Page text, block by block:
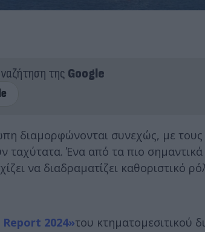
της Google
διαμορφώνονται συνεχώς, με τους
ταχύτατα. Ένα από τα πιο σημαντικά
να διαδραματίζει καθοριστικό
2024»του κτηματομεσιτικού